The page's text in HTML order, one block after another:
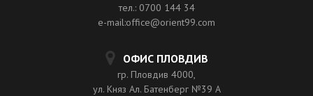
тел.: 0700 144 34
e-mail:office@orient99.com
ОФИС ПЛОВДИВ
гр. Пловдив 4000,
ул. Княз Ал. Батенберг №39 A